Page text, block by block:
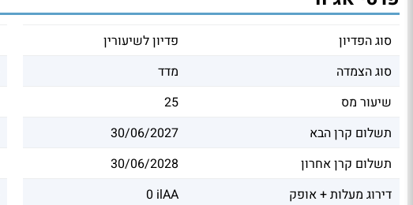
סוג הפדיון
פדיון לשיעורין
סוג הצמדה
מדד
שיעור מס
25
תשלום קרן הבא
30/06/2027
תשלום קרן אחרון
30/06/2028
דירוג מעלות + אופק
0 ilAA